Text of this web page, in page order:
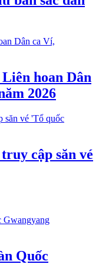
hoan Dân
2026
cập săn vé
Quốc